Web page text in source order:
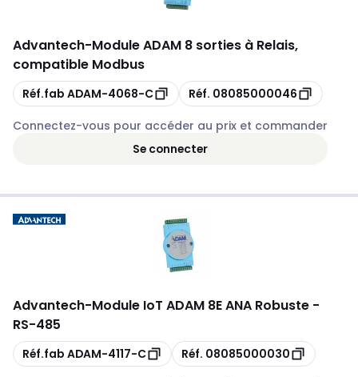
Advantech-Module ADAM 8 sorties à Relais,
compatible Modbus
Copie
Réf.fab ADAM-4068-C Copie
Réf. 08085000046
Connectez-vous pour accéder au prix et commander
Se connecter
Advantech-Module IoT ADAM 8E ANA Robuste -
RS-485
Copie
Réf.fab ADAM-4117-C Copie
Réf. 08085000030